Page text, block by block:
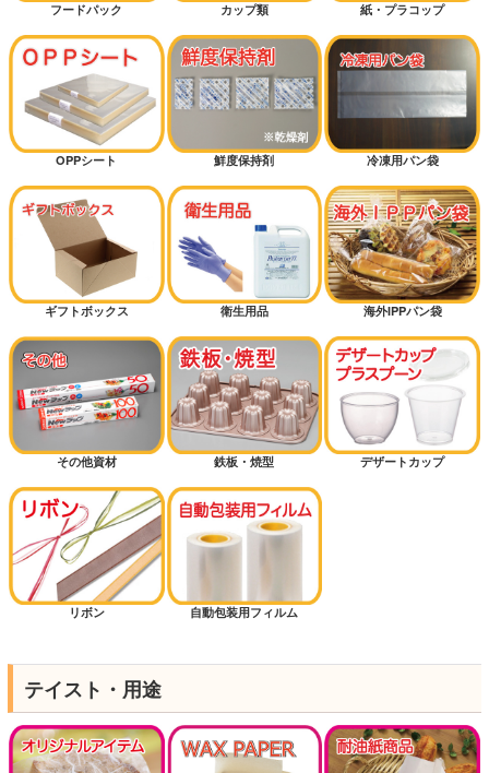
フードパック カップ類 紙・プラコップ
OPPシート 鮮度保持剤 冷凍用パン袋
ギフトボックス 衛生用品 海外IPPパン袋
その他資材 鉄板・焼型 デザートカップ
リボン 自動包装用フィルム
テイスト・用途